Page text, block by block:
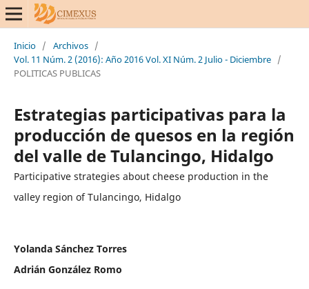
Inicio / Archivos /
Vol. 11 Núm. 2 (2016): Año 2016 Vol. XI Núm. 2 Julio - Diciembre /
POLITICAS PUBLICAS
Estrategias participativas para la
producción de quesos en la región
del valle de Tulancingo, Hidalgo
Participative strategies about cheese production in the
valley region of Tulancingo, Hidalgo
Yolanda Sánchez Torres
Adrián González Romo